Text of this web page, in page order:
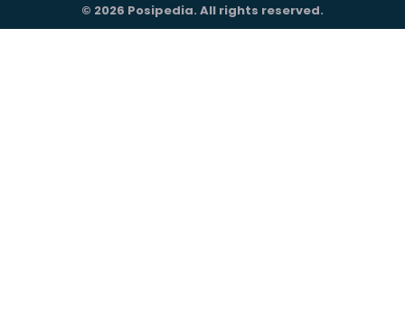
© 2026 Posipedia. All rights reserved.